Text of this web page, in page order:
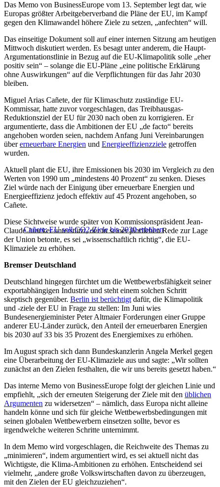
Das Memo von BusinessEurope vom 13. September legt dar, wie
Europas größter Arbeitgeberverband die Pläne der EU, im Kampf
gegen den Klimawandel höhere Ziele zu setzen, „anfechten“ will.
Das einseitige Dokument soll auf einer internen Sitzung am heutigen
Mittwoch diskutiert werden. Es besagt unter anderem, die Haupt-
Argumentationstlinie in Bezug auf die EU-Klimapolitik solle „eher
positiv sein“ – solange die EU-Pläne „eine politische Erklärung
ohne Auswirkungen“ auf die Verpflichtungen für das Jahr 2030
bleiben.
Miguel Arias Cañete, der für Klimaschutz zuständige EU-
Kommissar, hatte zuvor vorgeschlagen, das Treibhausgas-
Reduktionsziel der EU für 2030 nach oben zu korrigieren. Er
argumentierte, dass die Ambitionen der EU „de facto“ bereits
angehoben worden seien, nachdem Anfang Juni Vereinbarungen
übererneuerbare Energien und Energieeffizienzziele getroffen
wurden.
Aktuell plant die EU, ihre Emissionen bis 2030 im Vergleich zu den
Werten von 1990 um „mindestens 40 Prozent“ zu senken. Dieses
Ziel würde nach der Einigung über erneuerbare Energien und
Energieeffizienz jedoch effektiv auf 45 Prozent angehoben, so
Cañete.
Cañete: EU soll CO2-Ziele bis 2030 erhöhen
Diese Sichtweise wurde später von Kommissionspräsident Jean-
Claude Juncker unterstützt, der in seiner jährlichen Rede zur Lage
der Union betonte, es sei „wissenschaftlich richtig“, die EU-
Klimaziele zu erhöhen.
Bremser Deutschland
Deutschland hingegen fürchtet um die Wettbewerbsfähigkeit seiner
exportabhängigen Industrie und steht einem solchen Schritt
skeptisch gegenüber. Berlin ist berüchtigt dafür, die Klimapolitik
und -ziele der EU in Frage zu stellen: Im Juni wies
Bundesenergieminister Peter Altmaier Forderungen einer Gruppe
anderer EU-Länder zurück, den Anteil der erneuerbaren Energien
bis 2030 auf 33 bis 35 Prozent des Energiemixes zu erhöhen.
Im August sprach sich dann Bundeskanzlerin Angela Merkel gegen
eine Überarbeitung der EU-Klimaziele aus und sagte: „Wir sollten
zunächst an den Zielen festhalten, die wir uns bereits gesetzt haben.“
Das interne Memo von BusinessEurope folgt der gleichen Linie und
empfiehlt, „sich der erneuten Steigerung der Ziele mit den üblichen
Argumenten zu widersetzen“ – nämlich, dass Europa nicht alleine
handeln könne und sich für gleiche Wettbewerbsbedingungen mit
seinen globalen Wettbewerbern einsetzen sollte, bevor es
irgendwelche weiteren Schritte unternimmt.
In dem Memo wird vorgeschlagen, die Reichweite des Themas zu
„minimieren“, indem argumentiert wird, es sei aktuell nicht das
Wichtigste, die Klima-Ambitionen zu erhöhen. Entscheidend sei
vielmehr, „andere große Volkswirtschaften davon zu überzeugen,
mit den Zielen der EU gleichzuziehen“.